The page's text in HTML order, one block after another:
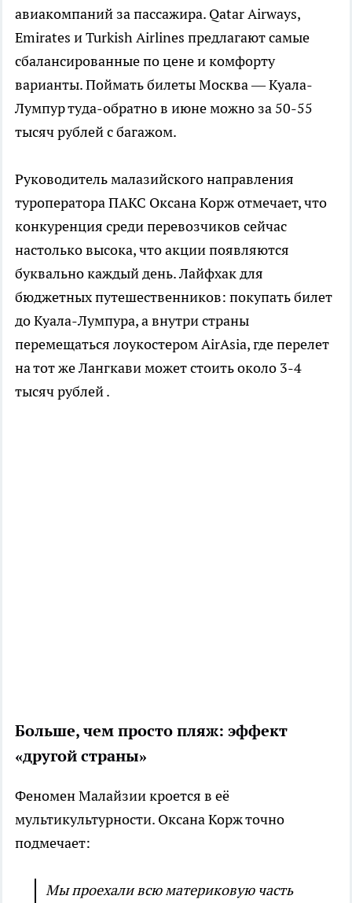
авиакомпаний за пассажира. Qatar Airways,
Emirates и Turkish Airlines предлагают самые
сбалансированные по цене и комфорту
варианты. Поймать билеты Москва — Куала-
Лумпур туда-обратно в июне можно за 50-55
тысяч рублей с багажом.
Руководитель малазийского направления
туроператора ПАКС Оксана Корж отмечает, что
конкуренция среди перевозчиков сейчас
настолько высока, что акции появляются
буквально каждый день. Лайфхак для
бюджетных путешественников: покупать билет
до Куала-Лумпура, а внутри страны
перемещаться лоукостером AirAsia, где перелет
на тот же Лангкави может стоить около 3-4
тысяч рублей .
Больше, чем просто пляж: эффект
«другой страны»
Феномен Малайзии кроется в её
мультикультурности. Оксана Корж точно
подмечает:
Мы проехали всю материковую часть